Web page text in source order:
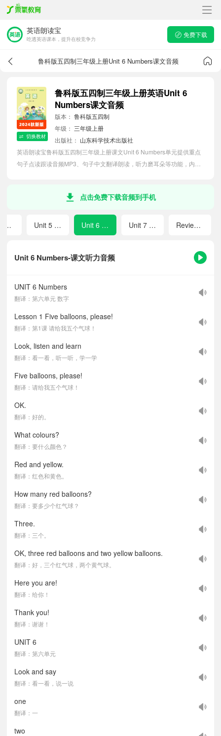
英语朗读宝
吃透英语课本，提升在校竞争力
免费下载
鲁科版五四制三年级上册Unit 6 Numbers课文音频
切换教材
鲁科版五四制三年级上册英语Unit 6
Numbers课文音频
版本： 鲁科版五四制
年级： 三年级上册
出版社： 山东科学技术出版社
英语朗读宝鲁科版五四制三年级上册课文Unit 6 Numbers单元提供重点
句子点读跟读音频MP3、句子中文翻译朗读，听力磨耳朵等功能，内容
点击免费下载音频到手机
Unit 6 Numbers-课文听力音频
UNIT 6 Numbers
翻译：第六单元 数字
Lesson 1 Five balloons, please!
翻译：第1课 请给我五个气球！
Look, listen and learn
翻译：看一看，听一听，学一学
Five balloons, please!
翻译：请给我五个气球！
OK.
翻译：好的。
What colours?
翻译：要什么颜色？
Red and yellow.
翻译：红色和黄色。
How many red balloons?
翻译：要多少个红气球？
Three.
翻译：三个。
OK, three red balloons and two yellow balloons.
翻译：好，三个红气球，两个黄气球。
Here you are!
翻译：给你！
Thank you!
翻译：谢谢！
UNIT 6
翻译：第六单元
Look and say
翻译：看一看，说一说
one
翻译：一
two
Review 1 Unit 5 Colours around us Unit 6 Numbers Unit 7 Family Review 2